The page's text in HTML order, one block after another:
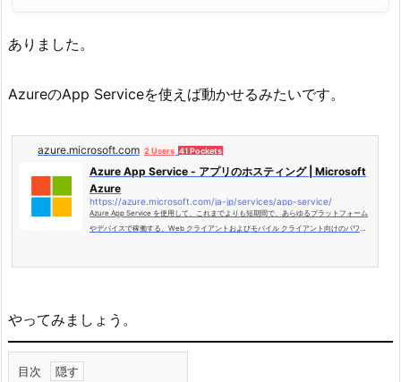
ありました。
AzureのApp Serviceを使えば動かせるみたいです。
azure.microsoft.com 2 Users 41 Pockets
Azure App Service - アプリのホスティング | Microsoft
Azure
https://azure.microsoft.com/ja-jp/services/app-service/
Azure App Service を使用して、これまでよりも短期間で、あらゆるプラットフォーム
やデバイスで稼働する、Web クライアントおよびモバイル クライアント向けのパワフ
やってみましょう。
目次